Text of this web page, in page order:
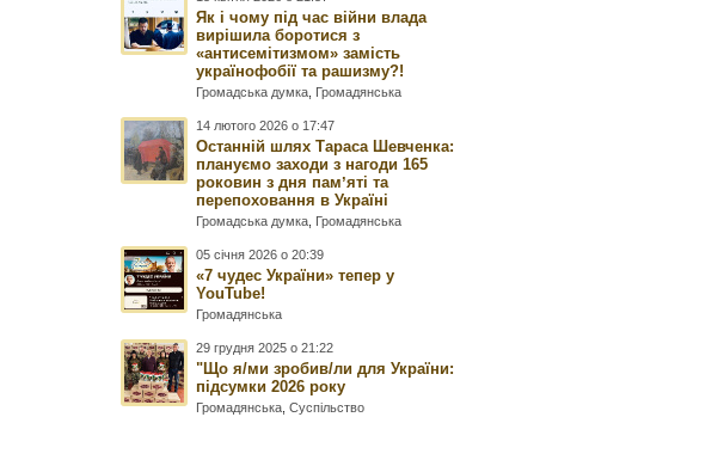
Як і чому під час війни влада
вирішила боротися з
«антисемітизмом» замість
українофобії та рашизму?!
Громадська думка Громадянська
14 лютого 2026 о 17:47
Останній шлях Тараса Шевченка:
плануємо заходи з нагоди 165
роковин з дня памʼяті та
перепоховання в Україні
Громадська думка Громадянська
05 січня 2026 о 20:39
«7 чудес України» тепер у
YouTube!
Громадянська
29 грудня 2025 о 21:22
"Що я/ми зробив/ли для України:
підсумки 2026 року
Громадянська ,Суспільство